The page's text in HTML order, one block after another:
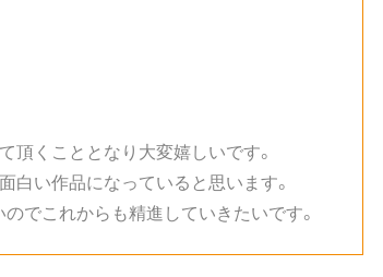
頂くこととなり大変嬉しいです。
白い作品になっていると思います。
でこれからも精進していきたいです。